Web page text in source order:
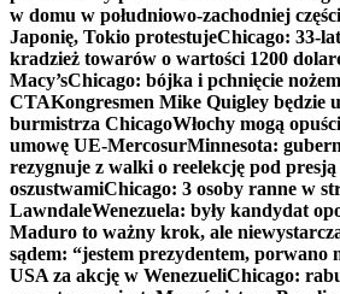
w domu w południowo-zachodniej
Japonię, Tokio protestujeChicago: 33-
kradzież towarów o wartości 1200
Macy’sChicago: bójka i pchnięcie
CTAKongresmen Mike Quigley będzie
burmistrza ChicagoWłochy mogą
umowę UE-MercosurMinnesota:
rezygnuje z walki o reelekcję pod
oszustwamiChicago: 3 osoby ranne w
LawndaleWenezuela: były kandydat
Maduro to ważny krok, ale
sądem: “jestem prezydentem, porwano
USA za akcję w WenezueliChicago: